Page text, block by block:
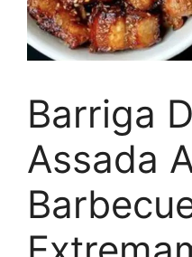
Barriga
Assada